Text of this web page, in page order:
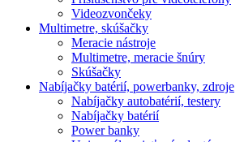
Videozvončeky
Multimetre, skúšačky
Meracie nástroje
Multimetre, meracie šnúry
Skúšačky
Nabíjačky batérií, powerbanky, zdroje
Nabíjačky autobatérií, testery
Nabíjačky batérií
Power banky